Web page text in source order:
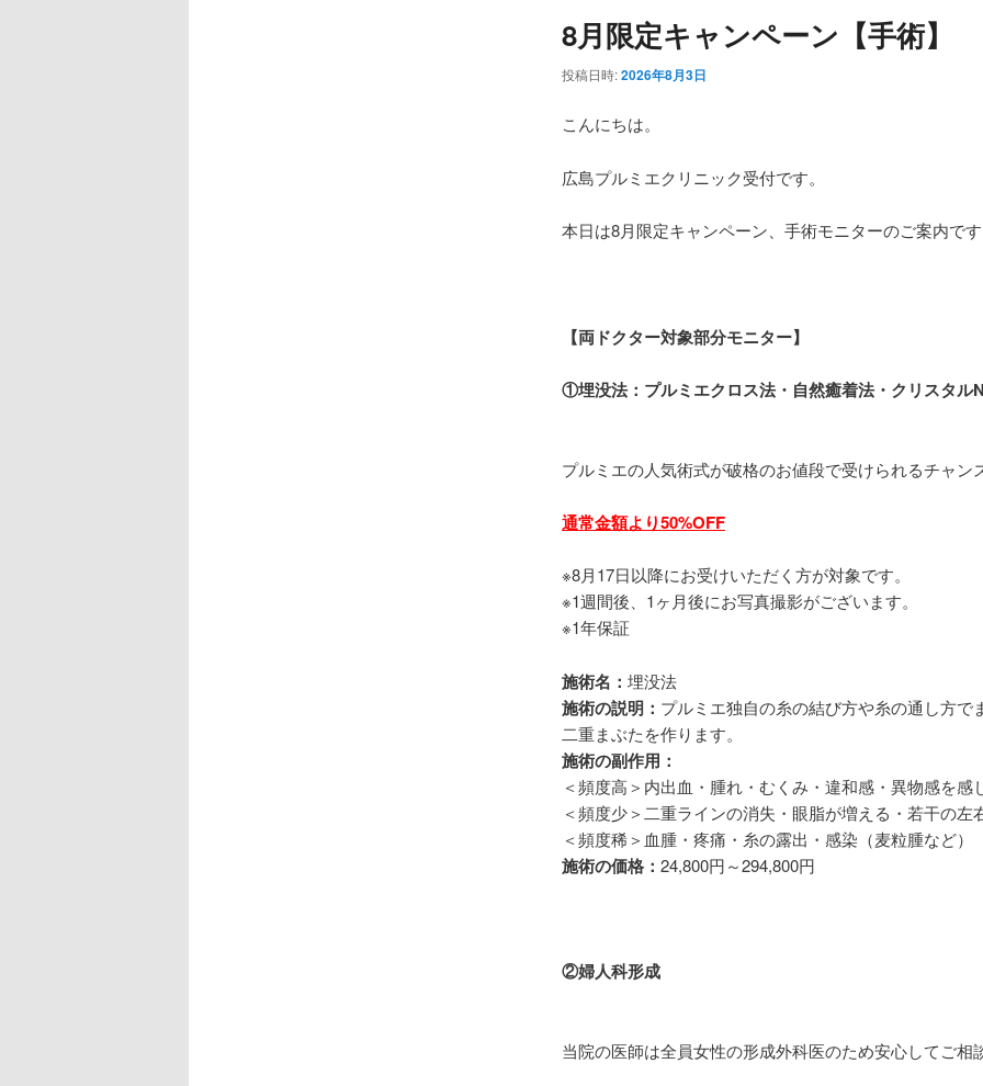
8月限定キャンペーン【手術】
投稿日時:2026年8月3日
こんにちは。
広島プルミエクリニック受付です。
本日は8月限定キャンペーン、手術モニターのご案内で
【両ドクター対象部分モニター】
①埋没法：プルミエクロス法・自然癒着法・クリスタル
プルミエの人気術式が破格のお値段で受けられるチャン
通常金額より50%OFF
※8月17日以降にお受けいただく方が対象です。
※1週間後、1ヶ月後にお写真撮影がございます。
※1年保証
施術名： 埋没法
施術の説明： プルミエ独自の糸の結び方や糸の通し方で
二重まぶたを作ります。
施術の副作用：
＜頻度高＞内出血・腫れ・むくみ・違和感・異物感を感
＜頻度少＞二重ラインの消失・眼脂が増える・若干の左
＜頻度稀＞血腫・疼痛・糸の露出・感染（麦粒腫など）
施術の価格： 24,800円～294,800円
②婦人科形成
当院の医師は全員女性の形成外科医のため安心してご相